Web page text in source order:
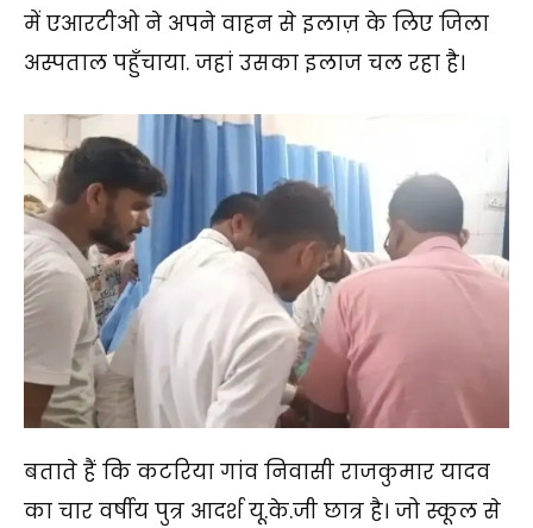
में एआरटीओ ने अपने वाहन से इलाज़ के लिए जिला
अस्पताल पहुँचाया. जहां उसका इलाज चल रहा है।
बताते हैं कि कटरिया गांव निवासी राजकुमार यादव
का चार वर्षीय पुत्र आदर्श यू.के.जी छात्र है। जो स्कूल से